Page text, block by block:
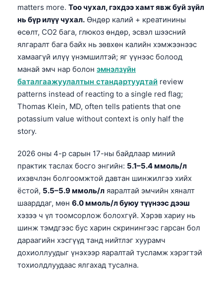
matters more. Тоо чухал, гэхдээ хамт явж буй зүйл
нь бүр илүү чухал. Өндөр калий + креатинины
өсөлт, CO2 бага, глюкоз өндөр, эсвэл шээсний
ялгаралт бага байх нь зөвхөн калийн хэмжээнээс
хамаагүй илүү үнэмшилтэй; яг үүнээс болоод
манай эмч нар болон эмнэлзүйн
баталгаажуулалтын стандартуудтай review
patterns instead of reacting to a single red flag;
Thomas Klein, MD, often tells patients that one
potassium value without context is only half the
story.
2026 оны 4-р сарын 17-ны байдлаар миний
практик таслах босго энгийн: 5.1–5.4 ммоль/л
ихэвчлэн болгоомжтой давтан шинжилгээ хийх
ёстой, 5.5–5.9 ммоль/л яаралтай эмчийн хяналт
шаарддаг, мөн 6.0 ммоль/л буюу түүнээс дээш
хэзээ ч үл тоомсорлож болохгүй. Хэрэв хариу нь
шинж тэмдгээс бус харин скринингээс гарсан бол
дараагийн хэсгүүд танд нийтлэг хуурамч
дохиоллуудыг үнэхээр яаралтай тусламж хэрэгтэй
тохиолдлуудаас ялгахад тусална.